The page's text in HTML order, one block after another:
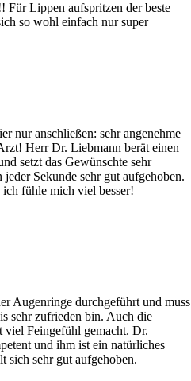
Für Lippen aufspritzen der beste
so wohl einfach nur super
nur anschließen: sehr angenehme
Herr Dr. Liebmann berät einen
setzt das Gewünschte sehr
Sekunde sehr gut aufgehoben.
fühle mich viel besser!
Augenringe durchgeführt und muss
sehr zufrieden bin. Auch die
Feingefühl gemacht. Dr.
und ihm ist ein natürliches
sich sehr gut aufgehoben.